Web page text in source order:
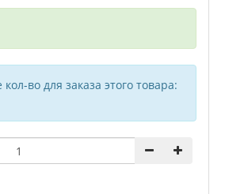
во для заказа этого товара: